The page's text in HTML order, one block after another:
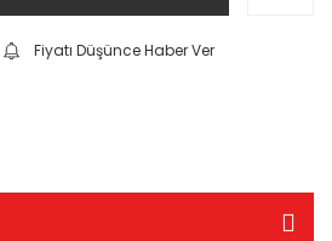
Fiyatı Düşünce Haber Ver